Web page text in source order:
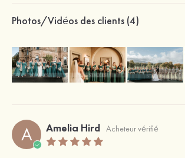
Photos/Vidéos des clients (4)
A Amelia Hird Acheteur vérifié